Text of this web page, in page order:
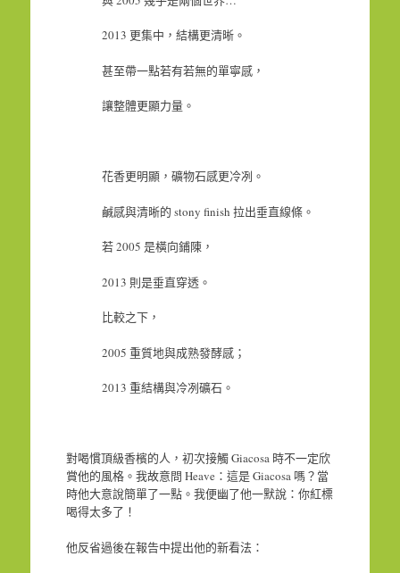
2013 更集中，結構更清晰。
甚至帶一點若有若無的單寧感，
讓整體更顯力量。
花香更明顯，礦物石感更冷冽。
鹹感與清晰的 stony finish 拉出垂直線條。
若 2005 是橫向鋪陳，
2013 則是垂直穿透。
比較之下，
2005 重質地與成熟發酵感；
2013 重結構與冷冽礦石。
對喝慣頂級香檳的人，初次接觸 Giacosa 時不一定欣
賞他的風格。我故意問 Heave：這是 Giacosa 嗎？當
時他大意說簡單了一點。我便幽了他一默說：你紅標
喝得太多了！
他反省過後在報告中提出他的新看法：